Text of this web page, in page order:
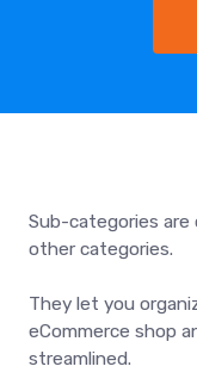
Sub-categories
other categories.
They let you
eCommerce shop
streamlined.